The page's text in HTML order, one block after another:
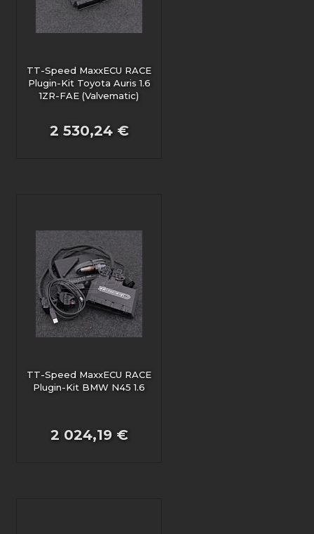
TT-Speed MaxxECU RACE
Plugin-Kit Toyota Auris 1.6
1ZR-FAE (Valvematic)
2 530,24 €
TT-Speed MaxxECU RACE
Plugin-Kit BMW N45 1.6
2 024,19 €